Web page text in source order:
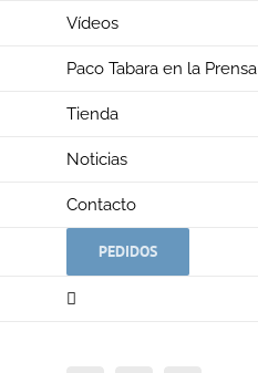
Vídeos
Paco Tabara en la Prensa
Tienda
Noticias
Contacto
PEDIDOS